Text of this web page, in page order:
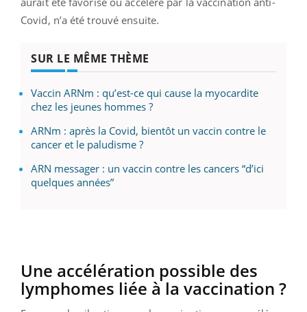
Covid, n’a été trouvé ensuite.
SUR LE MÊME THÈME
Vaccin ARNm : qu’est-ce qui cause la myocardite
chez les jeunes hommes ?
ARNm : après la Covid, bientôt un vaccin contre le
cancer et le paludisme ?
ARN messager : un vaccin contre les cancers “d’ici
quelques années”
Une accélération possible des
lymphomes liée à la vaccination ?